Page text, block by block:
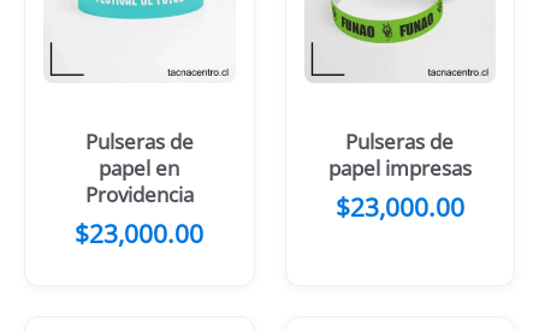
Pulseras de
papel en
Providencia
$23,000.00
Pulseras de
papel impresas
$23,000.00